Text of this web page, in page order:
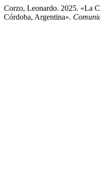
Corzo, Leonardo. 2025. «La
Córdoba, Argentina».